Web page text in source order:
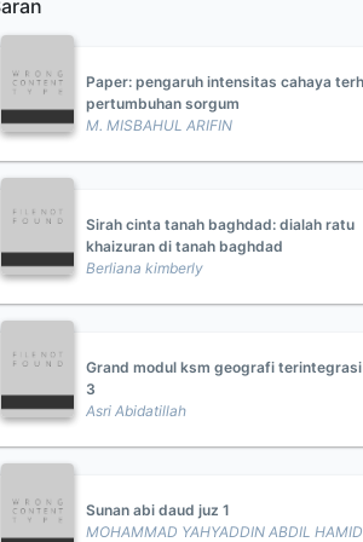
Paper: pengaruh intensitas cahaya
pertumbuhan sorgum
M. MISBAHUL ARIFIN
Sirah cinta tanah baghdad: dialah ratu
khaizuran di tanah baghdad
Berliana kimberly
Grand modul ksm geografi
3
Asri Abidatillah
Sunan abi daud juz 1
MOHAMMAD YAHYADDIN ABDIL HAMID